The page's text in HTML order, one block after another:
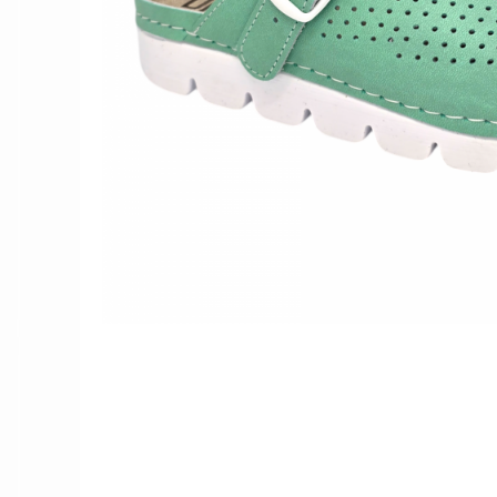
Női nyitott papucs - DOSS
Női szandál - DOSS
Férfi nyitott papucs - DOSS